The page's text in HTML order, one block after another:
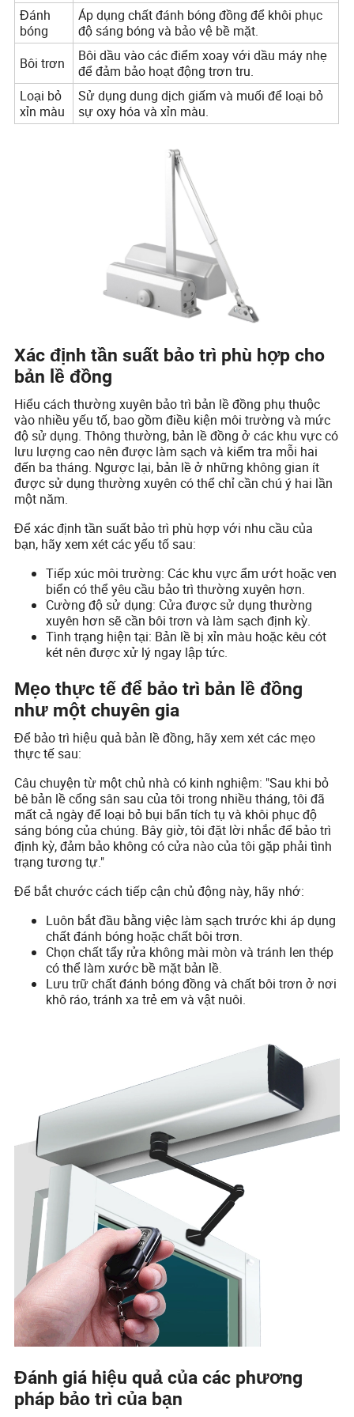
Đánh
bóng
Áp dụng chất đánh bóng đồng để khôi phục
độ sáng bóng và bảo vệ bề mặt.
Bôi trơn
Bôi dầu vào các điểm xoay với dầu máy nhẹ
để đảm bảo hoạt động trơn tru.
Loại bỏ
xỉn màu
Sử dụng dung dịch giấm và muối để loại bỏ
sự oxy hóa và xỉn màu.
Xác định tần suất bảo trì phù hợp cho
bản lề đồng
Hiểu cách thường xuyên bảo trì bản lề đồng phụ thuộc
vào nhiều yếu tố, bao gồm điều kiện môi trường và mức
độ sử dụng. Thông thường, bản lề đồng ở các khu vực có
lưu lượng cao nên được làm sạch và kiểm tra mỗi hai
đến ba tháng. Ngược lại, bản lề ở những không gian ít
được sử dụng thường xuyên có thể chỉ cần chú ý hai lần
một năm.
Để xác định tần suất bảo trì phù hợp với nhu cầu của
bạn, hãy xem xét các yếu tố sau:
Tiếp xúc môi trường: Các khu vực ẩm ướt hoặc ven
biển có thể yêu cầu bảo trì thường xuyên hơn.
Cường độ sử dụng: Cửa được sử dụng thường
xuyên hơn sẽ cần bôi trơn và làm sạch định kỳ.
Tình trạng hiện tại: Bản lề bị xỉn màu hoặc kêu cót
két nên được xử lý ngay lập tức.
Mẹo thực tế để bảo trì bản lề đồng
như một chuyên gia
Để bảo trì hiệu quả bản lề đồng, hãy xem xét các mẹo
thực tế sau:
Câu chuyện từ một chủ nhà có kinh nghiệm: "Sau khi bỏ
bê bản lề cổng sân sau của tôi trong nhiều tháng, tôi đã
mất cả ngày để loại bỏ bụi bẩn tích tụ và khôi phục độ
sáng bóng của chúng. Bây giờ, tôi đặt lời nhắc để bảo trì
định kỳ, đảm bảo không có cửa nào của tôi gặp phải tình
trạng tương tự."
Để bắt chước cách tiếp cận chủ động này, hãy nhớ:
Luôn bắt đầu bằng việc làm sạch trước khi áp dụng
chất đánh bóng hoặc chất bôi trơn.
Chọn chất tẩy rửa không mài mòn và tránh len thép
có thể làm xước bề mặt bản lề.
Lưu trữ chất đánh bóng đồng và chất bôi trơn ở nơi
khô ráo, tránh xa trẻ em và vật nuôi.
Đánh giá hiệu quả của các phương
pháp bảo trì của bạn